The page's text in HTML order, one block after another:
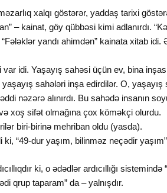
xalqı göstərər, yaddaş tarixi
– kainat, göy qübbəsi kimi adlanırdı.
yandı ahimdən” kainata xitab
idi. Yaşayış sahəsi üçün ev, bina
yaşayış sahələri inşa edirdilər. O,
nəzərə alınırdı. Bu sahədə insanın
xoş sifət olmağına çox köməkçi olurdu.
biri-birinə mehriban oldu (yasda).
“49-dur yaşım, bilinməz neçədir
ki, o ədədlər ardıcıllığı
qrup taparam” da – yalnışdır.